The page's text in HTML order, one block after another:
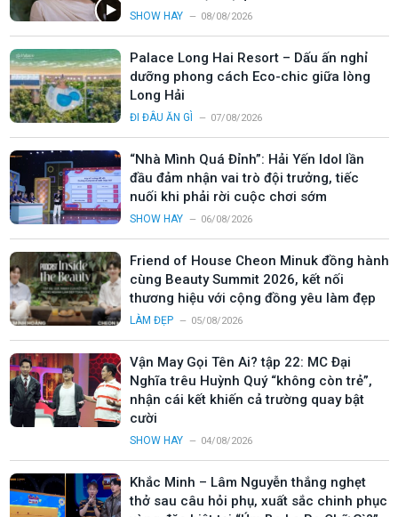
SHOW HAY 08/08/2026
Palace Long Hai Resort – Dấu ấn nghỉ
dưỡng phong cách Eco-chic giữa lòng
Long Hải
ĐI ĐÂU ĂN GÌ 07/08/2026
“Nhà Mình Quá Đỉnh”: Hải Yến Idol lần
đầu đảm nhận vai trò đội trưởng, tiếc
nuối khi phải rời cuộc chơi sớm
SHOW HAY 06/08/2026
Friend of House Cheon Minuk đồng hành
cùng Beauty Summit 2026, kết nối
thương hiệu với cộng đồng yêu làm đẹp
LÀM ĐẸP 05/08/2026
Vận May Gọi Tên Ai? tập 22: MC Đại
Nghĩa trêu Huỳnh Quý “không còn trẻ”,
nhận cái kết khiến cả trường quay bật
cười
SHOW HAY 04/08/2026
Khắc Minh – Lâm Nguyễn thắng nghẹt
thở sau câu hỏi phụ, xuất sắc chinh phục